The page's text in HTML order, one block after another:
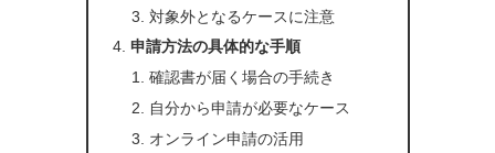
対象外となるケースに注意
申請方法の具体的な手順
確認書が届く場合の手続き
自分から申請が必要なケース
オンライン申請の活用